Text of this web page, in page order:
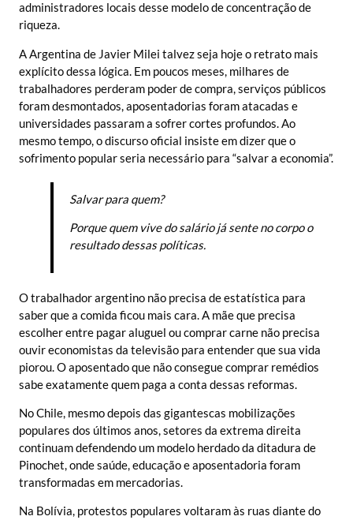
administradores locais desse modelo de concentração de
riqueza.
A Argentina de Javier Milei talvez seja hoje o retrato mais
explícito dessa lógica. Em poucos meses, milhares de
trabalhadores perderam poder de compra, serviços públicos
foram desmontados, aposentadorias foram atacadas e
universidades passaram a sofrer cortes profundos. Ao
mesmo tempo, o discurso oficial insiste em dizer que o
sofrimento popular seria necessário para “salvar a economia”.
Salvar para quem?
Porque quem vive do salário já sente no corpo o
resultado dessas políticas.
O trabalhador argentino não precisa de estatística para
saber que a comida ficou mais cara. A mãe que precisa
escolher entre pagar aluguel ou comprar carne não precisa
ouvir economistas da televisão para entender que sua vida
piorou. O aposentado que não consegue comprar remédios
sabe exatamente quem paga a conta dessas reformas.
No Chile, mesmo depois das gigantescas mobilizações
populares dos últimos anos, setores da extrema direita
continuam defendendo um modelo herdado da ditadura de
Pinochet, onde saúde, educação e aposentadoria foram
transformadas em mercadorias.
Na Bolívia, protestos populares voltaram às ruas diante do